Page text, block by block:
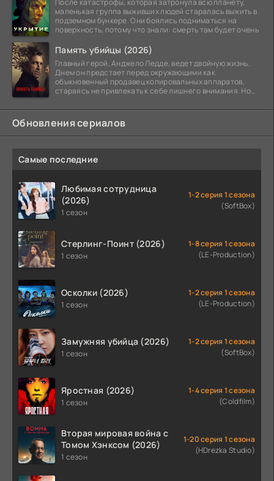
После катастрофы, которая затронула всю планету,
маленькая группа выживших людей старалась выжить в
подземном бункере. Они боялись подниматься на
поверхность, потому что знали: смерть там будет очень
Память убийцы (2026)
Главный герой, Анджело Ледде, ведет двойную жизнь.
Днем он предстает перед окружающими как
обыкновенный продавец копировальных аппаратов,
стараясь не привлекать к себе лишнего внимания. Но
Обновления сериалов
Самые последние
Любимая сотрудница
(2026)
1 сезон
1-2 серия 1 сезона
(SoftBox)
Стерлинг-Поинт (2026)
1 сезон
1-8 серия 1 сезона
(LE-Production)
Осколки (2026)
1 сезон
1-2 серия 1 сезона
(LE-Production)
Замужняя убийца (2026)
1 сезон
1-2 серия 1 сезона
(SoftBox)
Яростная (2026)
1 сезон
1-4 серия 1 сезона
(Coldfilm)
Вторая мировая война с
Томом Хэнксом (2026)
1 сезон
1-20 серия 1 сезона
(HDrezka Studio)